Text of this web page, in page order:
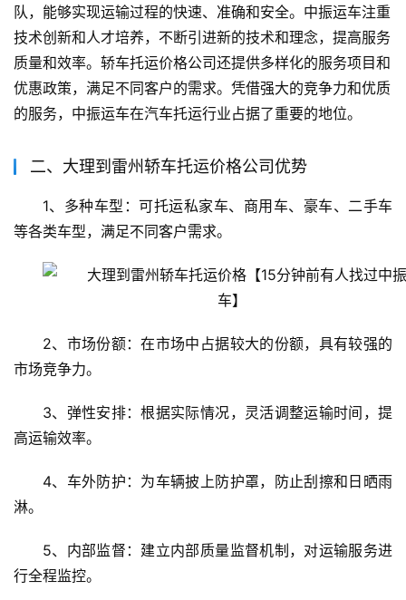
队，能够实现运输过程的快速、准确和安全。中振运车注重
技术创新和人才培养，不断引进新的技术和理念，提高服务
质量和效率。轿车托运价格公司还提供多样化的服务项目和
优惠政策，满足不同客户的需求。凭借强大的竞争力和优质
的服务，中振运车在汽车托运行业占据了重要的地位。
二、大理到雷州轿车托运价格公司优势
1、多种车型：可托运私家车、商用车、豪车、二手车
等各类车型，满足不同客户需求。
2、市场份额：在市场中占据较大的份额，具有较强的
市场竞争力。
3、弹性安排：根据实际情况，灵活调整运输时间，提
高运输效率。
4、车外防护：为车辆披上防护罩，防止刮擦和日晒雨
淋。
5、内部监督：建立内部质量监督机制，对运输服务进
行全程监控。